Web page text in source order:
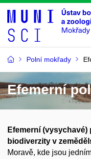
Polní mokřady
Efemerní
Efemerní
biodiverzity v
Moravě, kde jsou